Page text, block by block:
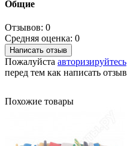
Общие
Отзывов: 0
Средняя оценка: 0
Написать отзыв
Пожалуйста авторизируйтесь
перед тем как написать отзыв
Похожие товары